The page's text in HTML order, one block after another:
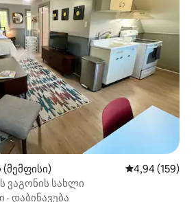
საშუალო
4,94 (159)
ვაგონის სახლი
· დაბინავება